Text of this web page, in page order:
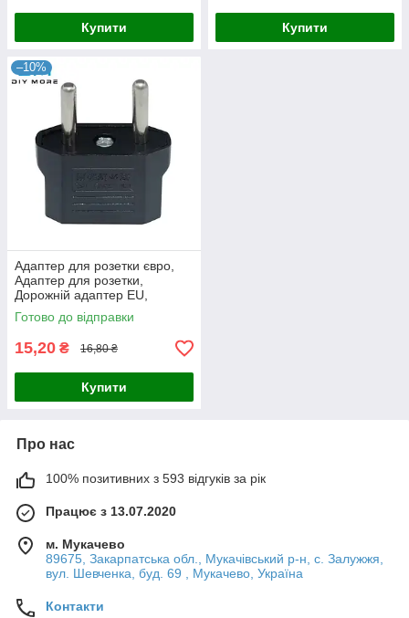
Купити Купити
–10%
Адаптер для розетки євро,
Адаптер для розетки,
Дорожній адаптер EU,
Перехідник ЄС, Адаптер ЄС
для подорожей
Готово до відправки
15,20 ₴ 16,80 ₴
Купити
Про нас
100% позитивних з 593 відгуків за рік
Працює з 13.07.2020
м. Мукачево
89675, Закарпатська обл., Мукачівський р-н, с. Залужжя,
вул. Шевченка, буд. 69 , Мукачево, Україна
Контакти